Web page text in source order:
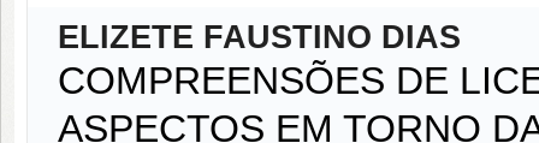
ELIZETE FAUSTINO DIAS
COMPREENSÕES DE
ASPECTOS EM TORNO